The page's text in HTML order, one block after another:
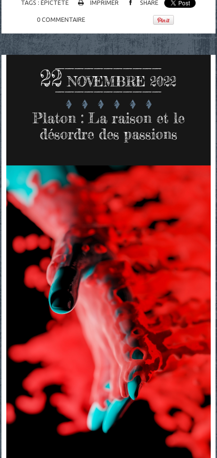
TAGS :ÉPICTÈTE IMPRIMER SHARE
0 COMMENTAIRE
22 NOVEMBRE 2022
Platon : La raison et le
désordre des passions